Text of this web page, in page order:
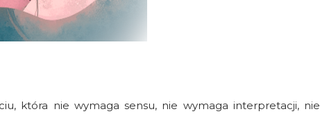
która nie wymaga sensu, nie wymaga interpretacji, nie